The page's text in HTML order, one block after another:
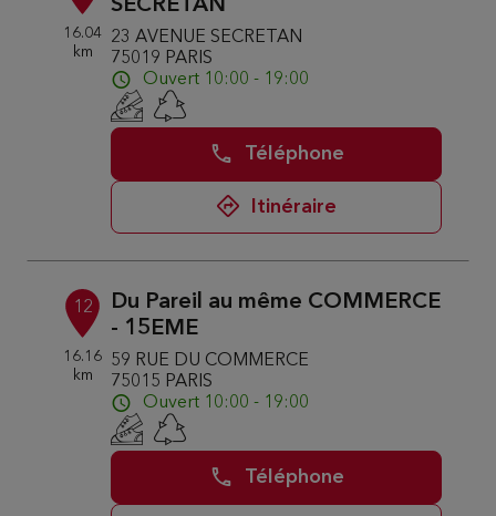
16.04
km
SECRETAN
23 AVENUE SECRETAN
75019 PARIS
Ouvert 10:00 - 19:00
Téléphone
Itinéraire
12
16.16
km
Du Pareil au même COMMERCE
- 15EME
59 RUE DU COMMERCE
75015 PARIS
Ouvert 10:00 - 19:00
Téléphone